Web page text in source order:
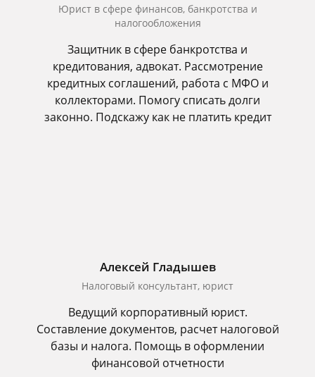
Юрист в сфере финансов, банкротства и
налогообложения
Защитник в сфере банкротства и
кредитования, адвокат. Рассмотрение
кредитных соглашений, работа с МФО и
коллекторами. Помогу списать долги
законно. Подскажу как не платить кредит
Алексей Гладышев
Налоговый консультант, юрист
Ведущий корпоративный юрист.
Составление документов, расчет налоговой
базы и налога. Помощь в оформлении
финансовой отчетности